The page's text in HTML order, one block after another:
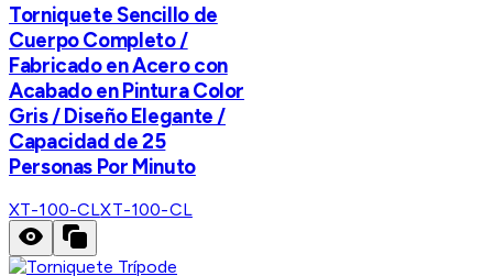
Torniquete Sencillo de
Cuerpo Completo /
Fabricado en Acero con
Acabado en Pintura Color
Gris / Diseño Elegante /
Capacidad de 25
Personas Por Minuto
XT-100-CLXT-100-CL